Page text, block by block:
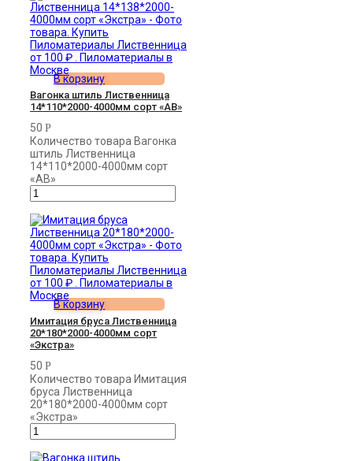
В корзину
Вагонка штиль Лиственница
14*110*2000-4000мм сорт «AB»
50 Р
Количество товара Вагонка
штиль Лиственница
14*110*2000-4000мм сорт
«AB»
В корзину
Имитация бруса Лиственница
20*180*2000-4000мм сорт
«Экстра»
50 Р
Количество товара Имитация
бруса Лиственница
20*180*2000-4000мм сорт
«Экстра»